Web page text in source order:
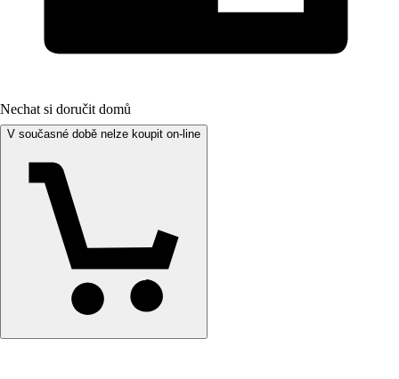
Nechat si doručit domů
V současné době nelze koupit on-line